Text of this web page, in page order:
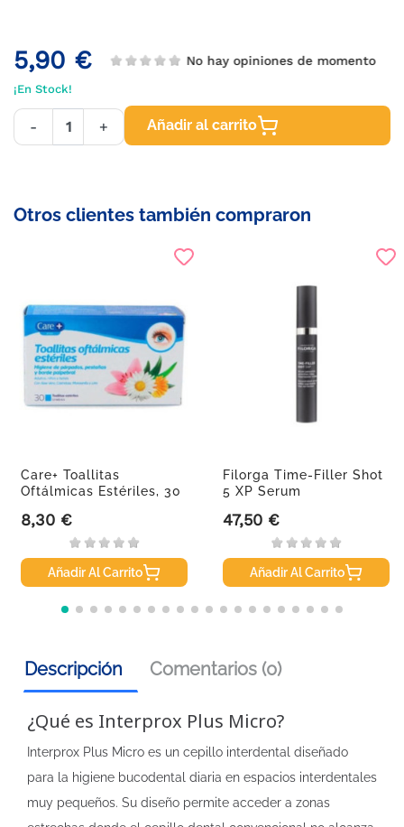
5,90 € No hay opiniones de momento
¡En Stock!
- + Añadir al carrito
Otros clientes también compraron
Care+ Toallitas
Oftálmicas Estériles, 30
Precio
8,30 €
Añadir Al Carrito
Filorga Time-Filler Shot
5 XP Serum
Precio
47,50 €
Añadir Al Carrito
Descripción Comentarios (0)
¿Qué es Interprox Plus Micro?
Interprox Plus Micro es un cepillo interdental diseñado
para la higiene bucodental diaria en espacios interdentales
muy pequeños. Su diseño permite acceder a zonas